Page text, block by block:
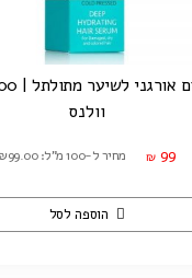
אורגני לשיער מתולתל | 100 מ"ל
וולנס
₪ 99 מחיר ל-100 מ"ל: ₪99.00
הוספה לסל